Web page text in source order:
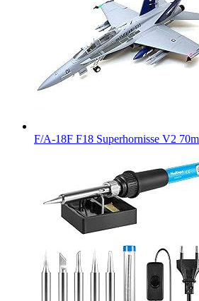
F/A-18F F18 Superhornisse V2